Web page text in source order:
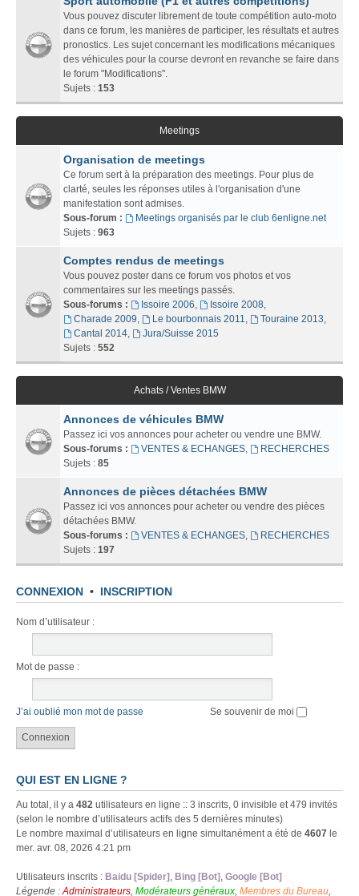
Vous pouvez discuter librement de toute compétition auto-moto
dans ce forum, les manières de participer, les résultats et autres
pronostics. Les sujet concernant les modifications mécaniques
des véhicules pour la course devront en revanche se faire dans
le forum "Modifications".
Sujets : 153
Meetings
Organisation de meetings
Ce forum sert à la préparation des meetings. Pour plus de
clarté, seules les réponses utiles à l'organisation d'une
manifestation sont admises.
Sous-forum :
Meetings organisés par le club 6enligne.net
Sujets : 963
Comptes rendus de meetings
Vous pouvez poster dans ce forum vos photos et vos
commentaires sur les meetings passés.
Sous-forums :
Issoire 2006, Issoire 2008,
Charade 2009, Le bourbonnais 2011, Touraine 2013,
Cantal 2014,
Jura/Suisse 2015
Sujets : 552
Achats / Ventes BMW
Annonces de véhicules BMW
Passez ici vos annonces pour acheter ou vendre une BMW.
Sous-forums :
VENTES & ECHANGES,
RECHERCHES
Sujets : 85
Annonces de pièces détachées BMW
Passez ici vos annonces pour acheter ou vendre des pièces
détachées BMW.
Sous-forums :
VENTES & ECHANGES,
RECHERCHES
Sujets : 197
CONNEXION • INSCRIPTION
Nom d’utilisateur :
Mot de passe :
J’ai oublié mon mot de passe Se souvenir de moi
QUI EST EN LIGNE ?
Au total, il y a 482 utilisateurs en ligne :: 3 inscrits, 0 invisible et 479 invités
(selon le nombre d’utilisateurs actifs des 5 dernières minutes)
Le nombre maximal d’utilisateurs en ligne simultanément a été de 4607 le
mer. avr. 08, 2026 4:21 pm
Utilisateurs inscrits : Baidu [Spider], Bing [Bot], Google [Bot]
Légende :Administrateurs, Modérateurs généraux, Membres du Bureau,